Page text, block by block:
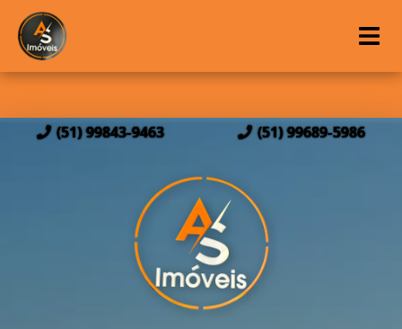
(51) 99843-9463 (51) 99689-5986